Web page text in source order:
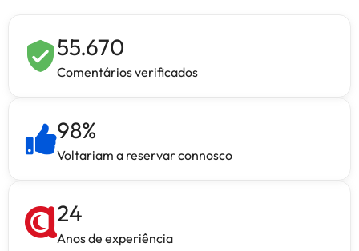
55.670
Comentários verificados
98%
Voltariam a reservar connosco
24
Anos de experiência